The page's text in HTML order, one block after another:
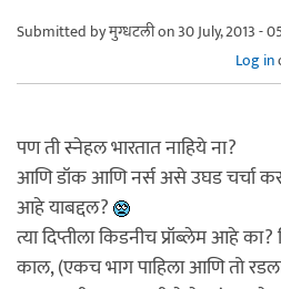
Submitted byमुग्धटलीon 30 July, 2013 -
Log in
पण ती स्नेहल भारतात नाहिये ना?
आणि डॉक आणि नर्स असे उघड चर्चा
आहे याबद्दल?
त्या दिप्तीला किडनीच प्रॉब्लेम आहे
काल, (एकच भाग पाहिला आणि तो